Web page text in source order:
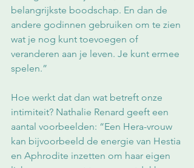
belangrijkste boodschap. En dan de
andere godinnen gebruiken om te zien
wat je nog kunt toevoegen of
veranderen aan je leven. Je kunt ermee
spelen.”
Hoe werkt dat dan wat betreft onze
intimiteit? Nathalie Renard geeft een
aantal voorbeelden: “Een Hera-vrouw
kan bijvoorbeeld de energie van Hestia
en Aphrodite inzetten om haar eigen